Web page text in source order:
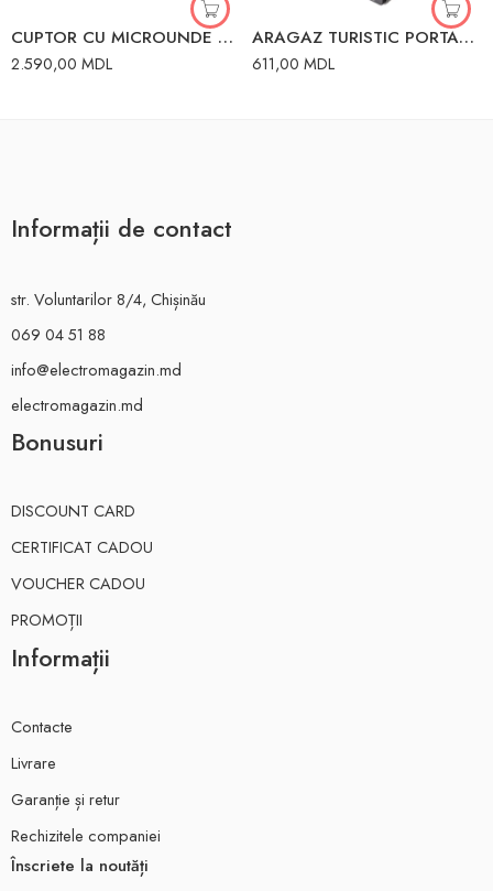
CUPTOR CU MICROUNDE SAMSUNG MS23K3513AK/OL
2.590,00 MDL
ARAGAZ TURISTIC PORTABIL GP-1T TDM
611,00 MDL
Informații de contact
str. Voluntarilor 8/4, Chișinău
069 04 51 88
info@electromagazin.md
electromagazin.md
Bonusuri
DISCOUNT CARD
CERTIFICAT CADOU
VOUCHER CADOU
PROMOȚII
Informații
Contacte
Livrare
Garanție și retur
Rechizitele companiei
Înscriete la noutăți